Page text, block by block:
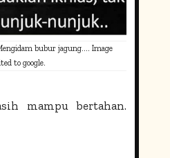
bubur jagung.... Image
to google.
mampu bertahan.